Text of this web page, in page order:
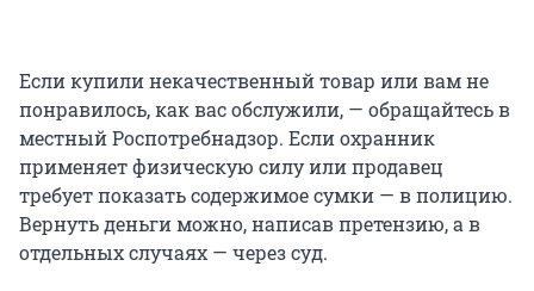
Если купили некачественный товар или вам не
понравилось, как вас обслужили, — обращайтесь в
местный Роспотребнадзор. Если охранник
применяет физическую силу или продавец
требует показать содержимое сумки — в полицию.
Вернуть деньги можно, написав претензию, а в
отдельных случаях — через суд.